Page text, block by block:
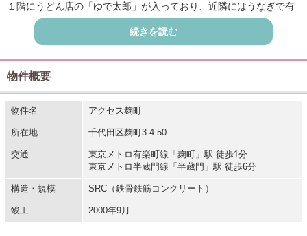
１階にうどん店の「ゆで太郎」が入っており、近隣にはうなぎで有
名な「秋本」やドラッグストア・銀行など生活に必要な施設が多数
あるのでとても便利な立地です。
麹町駅まで徒歩1分と好立地なことはもちろん、少し歩けば新宿通り
にもすぐ出られるので、タクシーのご利用が多い方にも嬉しい立地
です。
日テレ通り沿いの坂の中腹にあるため、低層階で道路側に面してい
るお部屋は、人通りが気になるかもしれません。
続きを読む
物件概要
物件名 アクセス麹町
所在地 千代田区麹町3-4-50
交通
東京メトロ有楽町線「麹町」駅 徒歩1分
東京メトロ半蔵門線「半蔵門」駅 徒歩6分
構造・規模 SRC（鉄骨鉄筋コンクリート）
竣工 2000年9月